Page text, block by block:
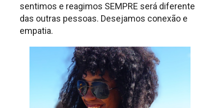
sentimos e reagimos SEMPRE será diferente
das outras pessoas. Desejamos conexão e
empatia.